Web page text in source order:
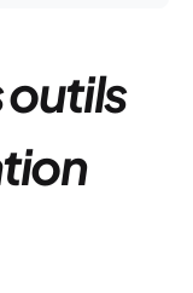
outils